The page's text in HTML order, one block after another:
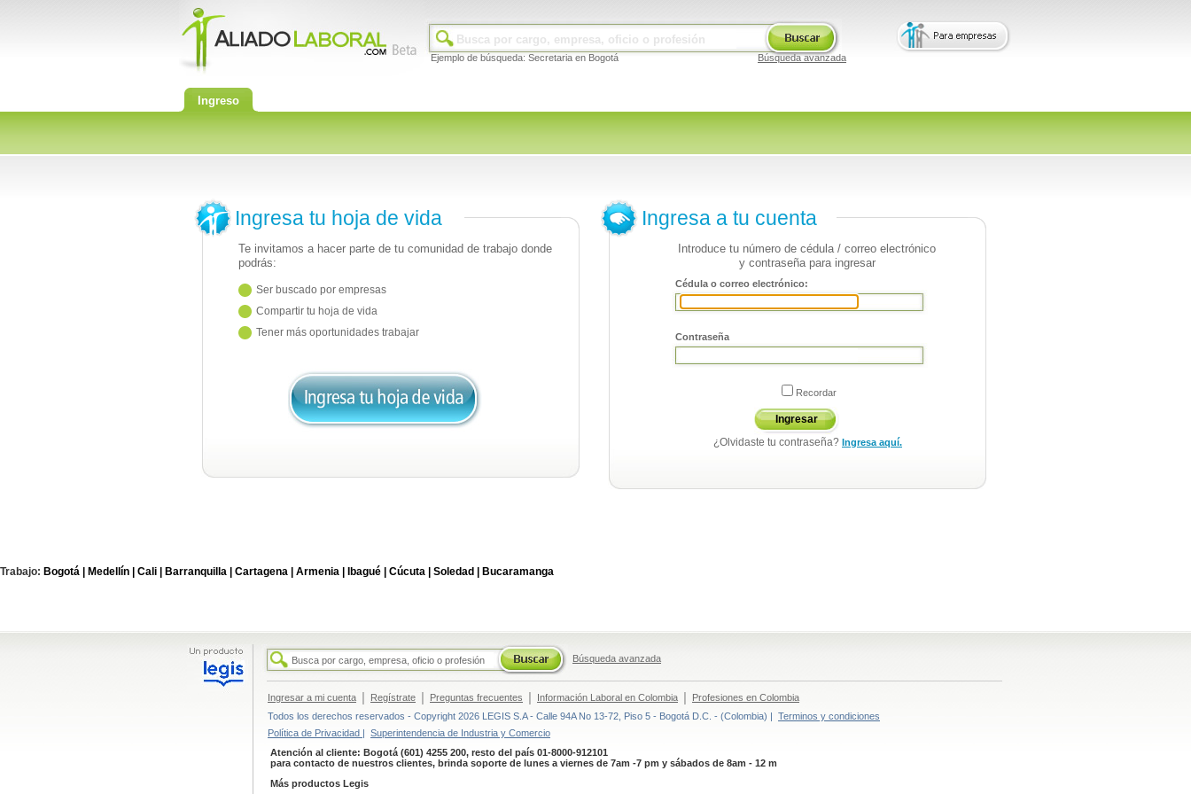
Ejemplo de búsqueda: Secretaria en Bogotá Búsqueda avanzada
Ingreso
Ingresa tu hoja de vida
Te invitamos a hacer parte de tu comunidad de trabajo donde
podrás:
Ser buscado por empresas
Compartir tu hoja de vida
Tener más oportunidades trabajar
Ingresa a tu cuenta
Introduce tu número de cédula / correo electrónico
y contraseña para ingresar
Cédula o correo electrónico:
Contraseña
Recordar
Ingresar
¿Olvidaste tu contraseña? Ingresa aquí.
Trabajo: Bogotá | Medellín | Cali | Barranquilla | Cartagena | Armenia | Ibagué | Cúcuta | Soledad | Bucaramanga
Búsqueda avanzada
Ingresar a mi cuenta | Regístrate | Preguntas frecuentes | Información Laboral en Colombia |
Profesiones en Colombia
Todos los derechos reservados - Copyright 2026 LEGIS S.A - Calle 94A No 13-72, Piso 5 - Bogotá D.C. - (Colombia) | Terminos y condiciones
Política de Privacidad | Superintendencia de Industria y Comercio
Atención al cliente: Bogotá (601) 4255 200, resto del país 01-8000-912101
para contacto de nuestros clientes, brinda soporte de lunes a viernes de 7am -7 pm y sábados de 8am - 12 m
Más productos Legis